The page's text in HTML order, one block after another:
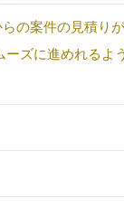
の案件の見積り
ーズに進めれるよ